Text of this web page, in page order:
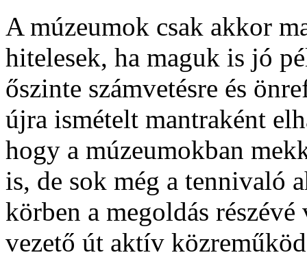
A múzeumok csak akkor
hitelesek, ha maguk is jó
őszinte számvetésre és
újra ismételt mantraként
hogy a múzeumokban
is, de sok még a tennivaló
körben a megoldás
vezető út aktív